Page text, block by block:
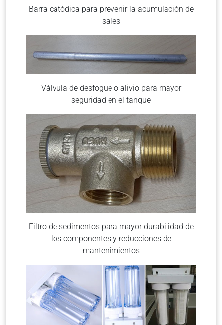
Barra catódica para prevenir la acumulación de
sales
Válvula de desfogue o alivio para mayor
seguridad en el tanque
Filtro de sedimentos para mayor durabilidad de
los componentes y reducciones de
mantenimientos